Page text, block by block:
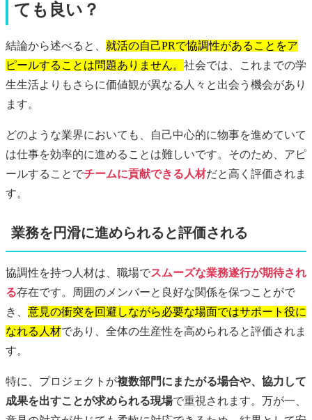
ても良い？
結論から述べると、 就活の自己PRで協調性があることをア
ピールすることは問題ありません。 社会では、これまでの学
生生活よりもさらに価値観が異なる人々と出会う機会があり
ます。
どのような業界においても、自己中心的に物事を進めていて
は仕事を効率的に進めることは難しいです。そのため、アピ
ールすることでチームに貢献できる人材だと高く評価されま
す。
業務を円滑に進められると評価される
協調性を持つ人材は、職場でスムーズな業務遂行が期待され
る存在です。周囲のメンバーと良好な関係を保つことがで
き、 意見の衝突を回避しながら必要な場面ではサポート役に
なれる人材であり、全体の生産性を高められると評価されま
す。
特に、プロジェクトが複数部門にまたがる場合や、協力して
成果を出すことが求められる現場で重視されます。万が一、